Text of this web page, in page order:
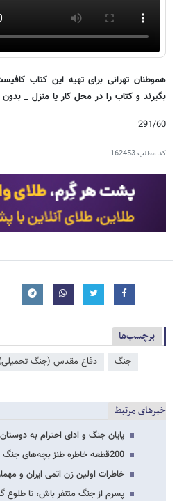
بگیرند و کتاب را در محل کار یا منزل _
291/60
کد مطلب162453
برچسب‌ها
جنگ دفاع مقدس (جنگ
خبرهای مرتبط
پایان جنگ و ادای احترام به دوستان
200قطعه خاطره طنز بچه‌های جنگ
خاطرات اولین زن اتمی ایران و
پسرم از جنگ متنفر باش، تا